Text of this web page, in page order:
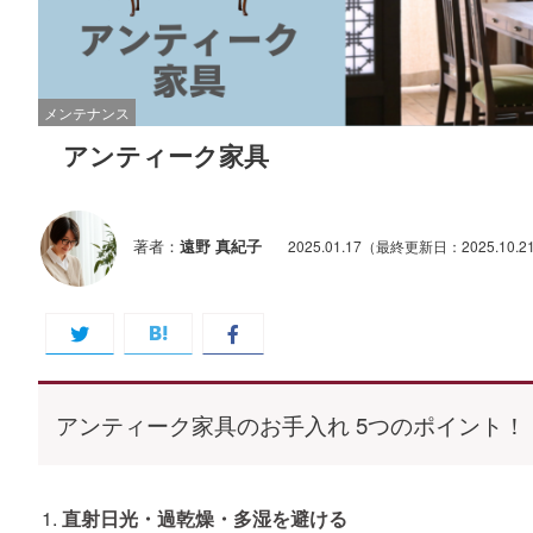
メンテナンス
アンティーク家具
著者： 遠野 真紀子 2025.01.17 （最終更新日：
アンティーク家具のお手入れ 5つのポイント！
直射日光・過乾燥・多湿を避ける